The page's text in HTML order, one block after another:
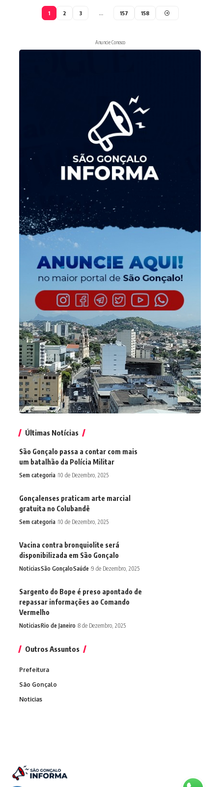
1 2 3 … 157 158
Anuncie Conosco
Últimas Notícias
São Gonçalo passa a contar com mais
um batalhão da Polícia Militar
Sem categoria 10 de Dezembro, 2025
Gonçalenses praticam arte marcial
gratuita no Colubandê
Sem categoria 10 de Dezembro, 2025
Vacina contra bronquiolite será
disponibilizada em São Gonçalo
NoticiasSão GonçaloSaúde 9 de Dezembro, 2025
Sargento do Bope é preso apontado de
repassar informações ao Comando
Vermelho
NoticiasRio de Janeiro 8 de Dezembro, 2025
Outros Assuntos
Prefeitura
São Gonçalo
Noticias